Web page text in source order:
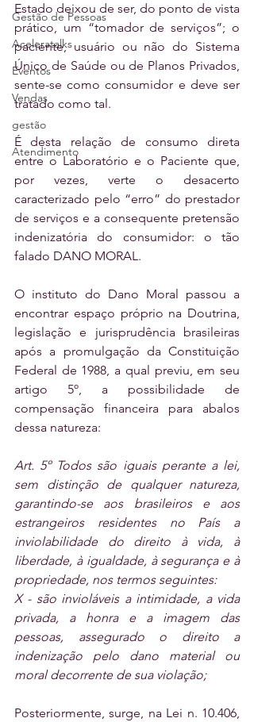
Gestão de Pessoas
Aceleratalks
Eventos
Vendas
gestão
Atendimento
Estado deixou de ser, do ponto de vista
prático, um “tomador de serviços”; o
paciente, usuário ou não do Sistema
Único de Saúde ou de Planos Privados,
sente-se como consumidor e deve ser
tratado como tal.
É desta relação de consumo direta
entre o Laboratório e o Paciente que,
por vezes, verte o desacerto
caracterizado pelo “erro” do prestador
de serviços e a consequente pretensão
indenizatória do consumidor: o tão
falado DANO MORAL.
O instituto do Dano Moral passou a
encontrar espaço próprio na Doutrina,
legislação e jurisprudência brasileiras
após a promulgação da Constituição
Federal de 1988, a qual previu, em seu
artigo 5º, a possibilidade de
compensação financeira para abalos
dessa natureza:
Art. 5º Todos são iguais perante a lei,
sem distinção de qualquer natureza,
garantindo-se aos brasileiros e aos
estrangeiros residentes no País a
inviolabilidade do direito à vida, à
liberdade, à igualdade, à segurança e à
propriedade, nos termos seguintes:
X - são invioláveis a intimidade, a vida
privada, a honra e a imagem das
pessoas, assegurado o direito a
indenização pelo dano material ou
moral decorrente de sua violação;
Posteriormente, surge, na Lei n. 10.406,